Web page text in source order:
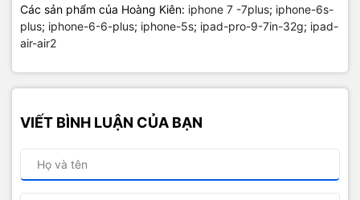
Các sản phẩm của Hoàng Kiên: iphone 7 -7plus; iphone-6s-
plus; iphone-6-6-plus; iphone-5s; ipad-pro-9-7in-32g; ipad-
air-air2
VIẾT BÌNH LUẬN CỦA BẠN